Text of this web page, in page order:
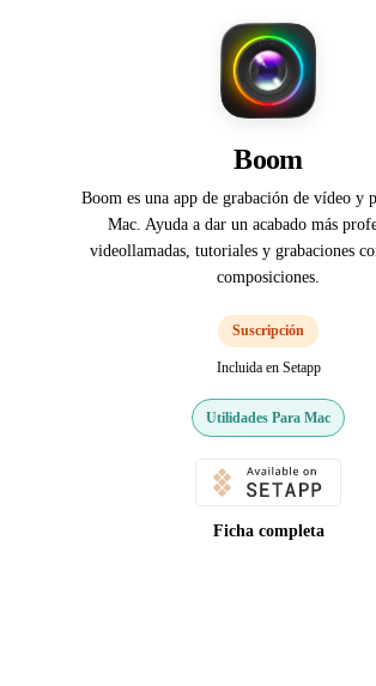
Boom
Boom es una app de grabación de vídeo y
Mac. Ayuda a dar un acabado más
videollamadas, tutoriales y grabaciones
composiciones.
Suscripción
Incluida en Setapp
Utilidades Para Mac
Ficha completa